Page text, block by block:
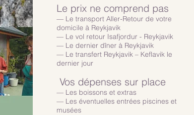
Le prix ne comprend pas
— Le transport Aller-Retour de votre
domicile à Reykjavik
— Le vol retour Isafjordur - Reykjavik
— Le dernier dîner à Reykjavik
— Le transfert Reykjavik – Keflavik le
dernier jour
Vos dépenses sur place
— Les boissons et extras
— Les éventuelles entrées piscines et
musées